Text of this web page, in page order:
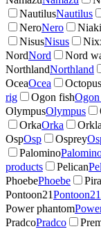
NautilusNautilus
NeroNero
NisusNisus
NordNord Nord
NorthlandNorthland
OceaOcea Octopus
rig
Ogon fish
OlympusOlympus
OrkaOrka Orkla
OspOsp Osprey
Palomino
products
Pelican
PhoebePhoebe
Pontoon21Pontoon21
Power phantom
PradcoPradco